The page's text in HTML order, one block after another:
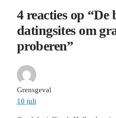
4 reacties op “De
datingsites om
proberen”
Grensgeval
10 juli